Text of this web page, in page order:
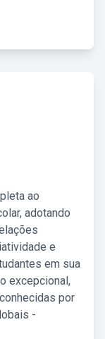
ao
adotando
e
em sua
excepcional,
por
-